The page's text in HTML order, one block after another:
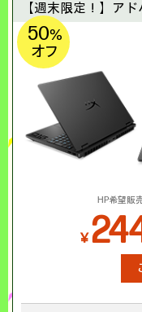
【週末限定！】 アド
50%
オフ
HP希望販
￥